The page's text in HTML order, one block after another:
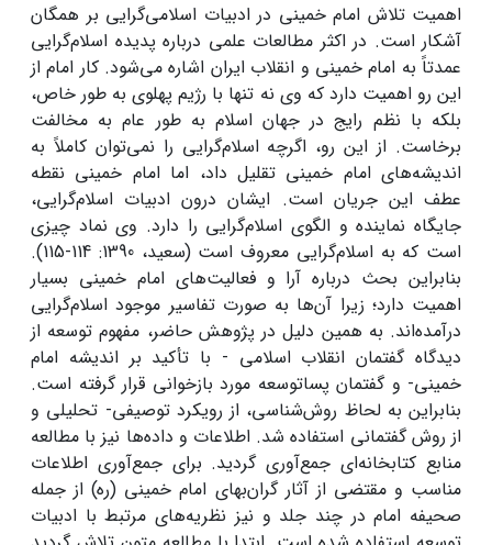
اهمیت تلاش امام خمینی در ادبیات اسلامی‌گرایی بر همگان
آشکار است. در اکثر مطالعات علمی درباره پدیده اسلام‌گرایی
عمدتاً به امام خمینی و انقلاب ایران اشاره می‌شود. کار امام از
این رو اهمیت دارد که وی نه تنها با رژیم پهلوی به طور خاص،
بلکه با نظم رایج در جهان اسلام به طور عام به مخالفت
برخاست. از این ‌رو، اگرچه اسلام‌گرایی را نمی‌توان کاملاً به
اندیشه‌های امام خمینی تقلیل داد، اما امام خمینی نقطه
عطف این جریان است. ایشان درون ادبیات اسلام‌گرایی،
جایگاه نماینده و الگوی اسلام‌گرایی را دارد. وی نماد چیزی
است که به اسلام‌گرایی معروف است (سعید، 1390: 114-115).
بنابراین بحث درباره آرا و فعالیت‌های امام خمینی بسیار
اهمیت دارد؛ زیرا آن‌ها به صورت تفاسیر موجود اسلام‌گرایی
درآمده‌اند. به همین دلیل در پژوهش حاضر، مفهوم توسعه از
دیدگاه گفتمان انقلاب اسلامی - با تأکید بر اندیشه امام
خمینی- و گفتمان پساتوسعه مورد بازخوانی قرار گرفته است.
بنابراین به لحاظ روش‌شناسی، از رویکرد توصیفی- تحلیلی و
از روش گفتمانی استفاده شد. اطلاعات و داده‌ها نیز با مطالعه
منابع کتابخانه‌ای جمع‌آوری گردید. برای جمع‌آوری اطلاعات
مناسب و مقتضی از آثار گران‌بهای امام خمینی (ره) از جمله
صحیفه امام در چند جلد و نیز نظریه‌های مرتبط با ادبیات